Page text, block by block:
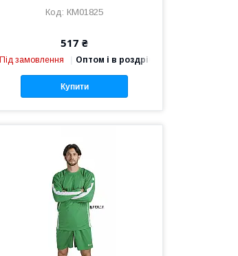
КМ01825
517 ₴
Під замовлення Оптом і в роздріб
Купити